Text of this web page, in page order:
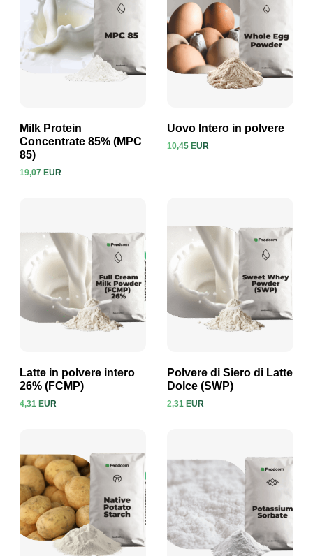
Milk Protein
Concentrate 85% (MPC
85)
19,07 EUR
Uovo Intero in polvere
10,45 EUR
Visualizza prodotto
Latte in polvere intero
26% (FCMP)
4,31 EUR Visualizza prodotto
Polvere di Siero di Latte
Dolce (SWP)
2,31 EUR